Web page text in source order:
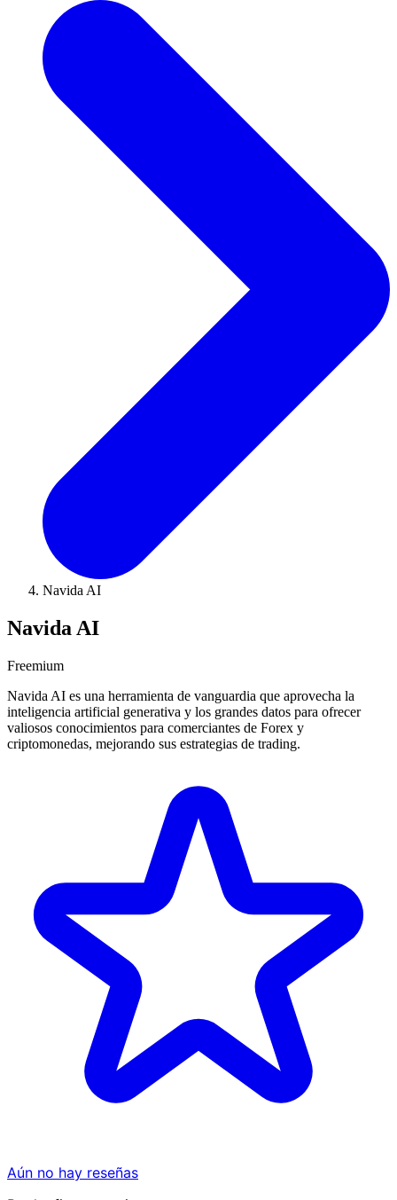
Navida AI
Navida AI
Freemium
Navida AI es una herramienta de vanguardia que aprovecha la
inteligencia artificial generativa y los grandes datos para ofrecer
valiosos conocimientos para comerciantes de Forex y
criptomonedas, mejorando sus estrategias de trading.
Aún no hay reseñas